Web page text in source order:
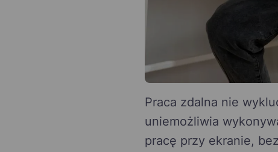
Praca zdalna nie
uniemożliwia
pracę przy ekranie,